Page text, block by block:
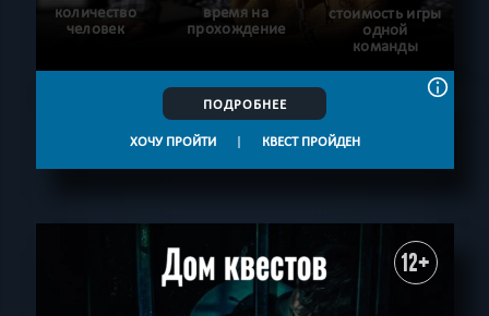
количество
человек
время на
прохождение
стоимость игры
одной
команды
ПОДРОБНЕЕ
ХОЧУ ПРОЙТИ | КВЕСТ ПРОЙДЕН
12+